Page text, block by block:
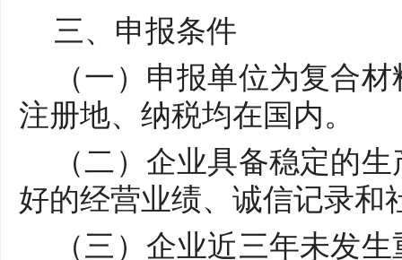
三、 申报条件
（一）申报单位为复合
注册地、纳税均在国内。
（二）企业具备稳定的
好的经营业绩、诚信记录和
（三）企业近三年未发